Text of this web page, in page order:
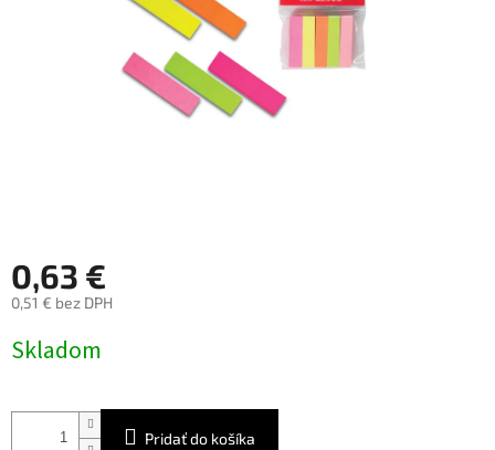
0,63 €
0,51 € bez DPH
cena:
Skladom
Pridať do košíka